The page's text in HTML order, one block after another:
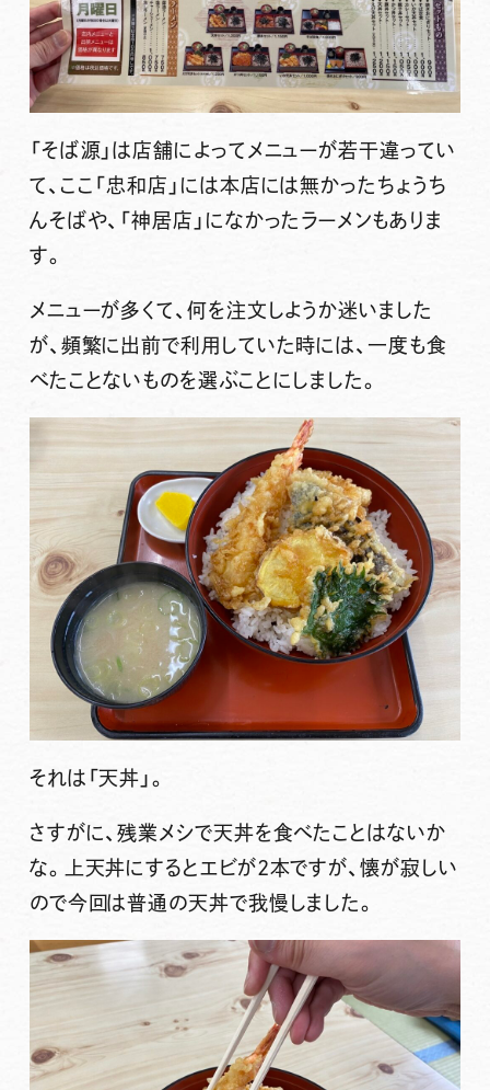
「そば源」は店舗によってメニューが若干違ってい
て、ここ「忠和店」には本店には無かったちょうち
んそばや、「神居店」になかったラーメンもありま
す。
メニューが多くて、何を注文しようか迷いました
が、頻繁に出前で利用していた時には、一度も食
べたことないものを選ぶことにしました。
それは 「天丼」。
さすがに、残業メシで天丼を食べたことはないか
な。上天丼にするとエビが2本ですが、懐が寂しい
ので今回は普通の天丼で我慢しました。